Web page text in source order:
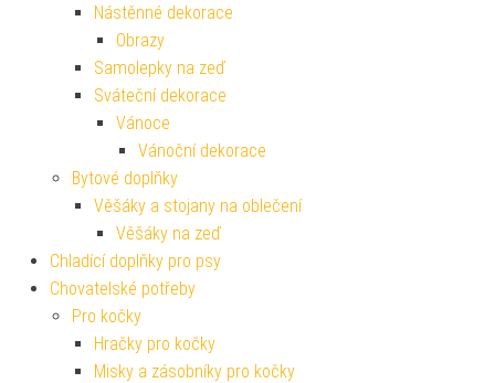
Nástěnné dekorace
Obrazy
Samolepky na zeď
Sváteční dekorace
Vánoce
Vánoční dekorace
Bytové doplňky
Věšáky a stojany na oblečení
Věšáky na zeď
Chladící doplňky pro psy
Chovatelské potřeby
Pro kočky
Hračky pro kočky
Misky a zásobníky pro kočky